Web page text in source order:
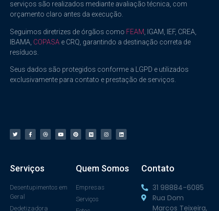
serviços são realizados mediante avaliação técnica, com
orçamento claro antes da execução.
Seguimos diretrizes de órgãos como FEAM , IGAM, IEF, CREA,
IBAMA, COPASA e CRQ, garantindo a destinação correta de
resíduos.
Seus dados são protegidos conforme a LGPD e utilizados
exclusivamente para contato e prestação de serviços.
Serviços
Desentupimentos em
Geral
Dedetizadora
Quem Somos
Empresas
Serviços
Contato
31 98884-6085
Rua Dom
Marcos Teixeira,